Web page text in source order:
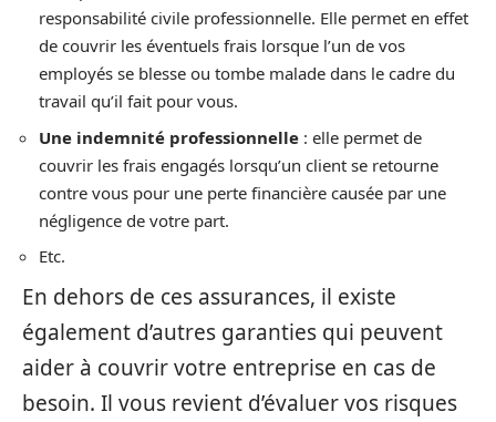
responsabilité civile professionnelle. Elle permet en effet
de couvrir les éventuels frais lorsque l’un de vos
employés se blesse ou tombe malade dans le cadre du
travail qu’il fait pour vous.
Une indemnité professionnelle : elle permet de
couvrir les frais engagés lorsqu’un client se retourne
contre vous pour une perte financière causée par une
négligence de votre part.
Etc.
En dehors de ces assurances, il existe
également d’autres garanties qui peuvent
aider à couvrir votre entreprise en cas de
besoin. Il vous revient d’évaluer vos risques